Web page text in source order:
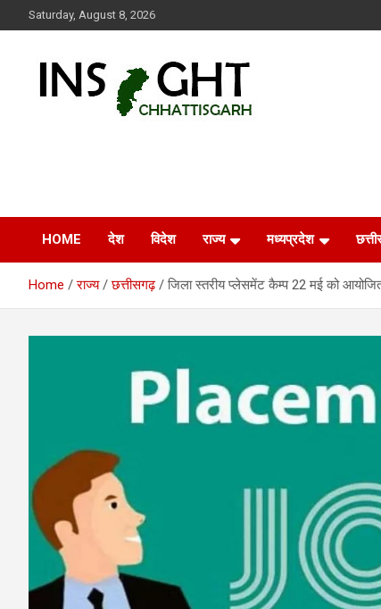
to
Saturday, August 8, 2026
HOME देश विदेश राज्य मध्यप्रदेश
Home राज्य छत्तीसगढ़ जिला स्तरीय प्लेसमेंट कैम्प 22 मई को